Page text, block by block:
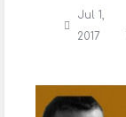
Jul 1,
2017